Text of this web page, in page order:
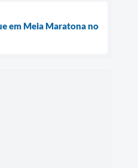
em Meia Maratona no